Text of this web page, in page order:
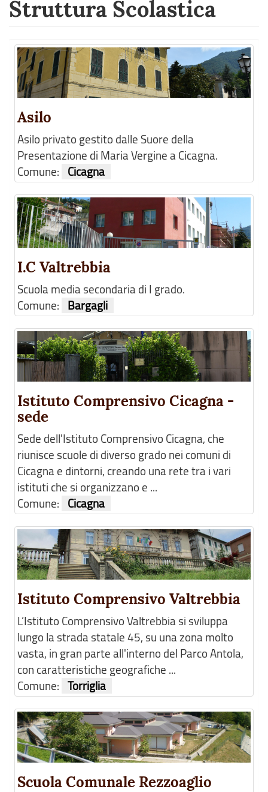
Struttura Scolastica
Asilo
Asilo privato gestito dalle Suore della
Presentazione di Maria Vergine a Cicagna.
Comune:
Cicagna
I.C Valtrebbia
Scuola media secondaria di I grado.
Comune:
Bargagli
Istituto Comprensivo Cicagna -
sede
Sede dell'Istituto Comprensivo Cicagna, che
riunisce scuole di diverso grado nei comuni di
Cicagna e dintorni, creando una rete tra i vari
istituti che si organizzano e ...
Comune:
Cicagna
Istituto Comprensivo Valtrebbia
L’Istituto Comprensivo Valtrebbia si sviluppa
lungo la strada statale 45, su una zona molto
vasta, in gran parte all'interno del Parco Antola,
con caratteristiche geografiche ...
Comune: Torriglia
Scuola Comunale Rezzoaglio